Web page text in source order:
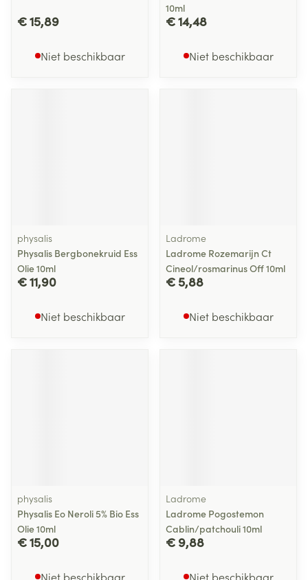
€ 15,89
Niet beschikbaar
10ml
€ 14,48
Niet beschikbaar
physalis
Physalis Bergbonekruid Ess
Olie 10ml
€ 11,90
Niet beschikbaar
Ladrome
Ladrome Rozemarijn Ct
Cineol/rosmarinus Off 10ml
€ 5,88
Niet beschikbaar
physalis
Physalis Eo Neroli 5% Bio Ess
Olie 10ml
€ 15,00
Niet beschikbaar
Ladrome
Ladrome Pogostemon
Cablin/patchouli 10ml
€ 9,88
Niet beschikbaar